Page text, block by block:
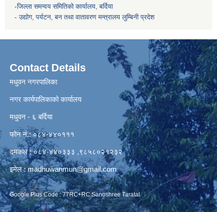
-जिल्ला समन्वय समितिको कार्यालय, बर्दिया
- उद्योग, पर्यटन, बन तथा वातावरण मन्त्रालय लुम्बिनी प्रदेश
Contact Details
मधुवन नगरपालिका
नगर कार्यपालिकाको कार्यालय
मधुवन - ६ बर्दिया
फोन नं.: ०८४-४४०१११
दमकल : ०८४-४४०३३३ ,९८५८०२१२३२
इमेल :madhuwanmun@gmail.com
Google Plus Code : 77RC+RC Sanoshree Taratal